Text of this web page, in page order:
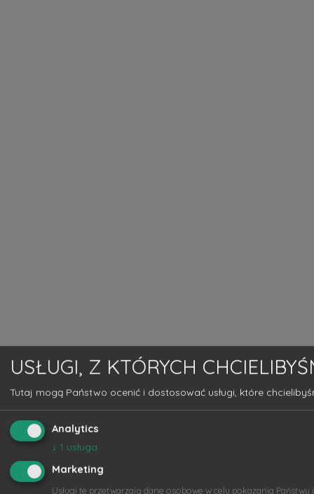
USŁUGI, Z KTÓRYCH
Tutaj mogą Państwo ocenić i dostosować usługi, które
Analytics
↓ 1 usługa
Marketing
Usługi te przetwarzają dane osobowe w celu pokazania